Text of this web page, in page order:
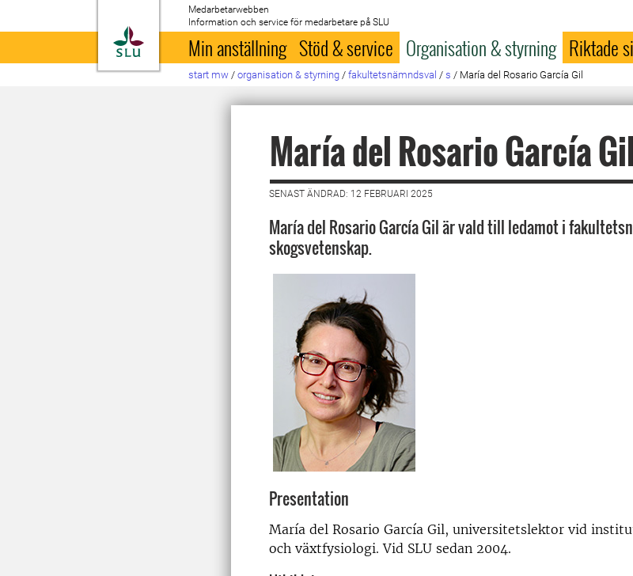
Till startsida
Medarbetarwebben
Information och service för medarbetare på SLU
Min anställning Stöd & service Organisation & styrning Riktade
start mw / organisation & styrning / fakultetsnämndsval / s / María del Rosario García Gil
María del Rosario García Gil
SENAST ÄNDRAD: 12 FEBRUARI 2025
María del Rosario García Gil är vald till ledamot i
skogsvetenskap.
Presentation
María del Rosario García Gil, universitetslektor vid
och växtfysiologi. Vid SLU sedan 2004.